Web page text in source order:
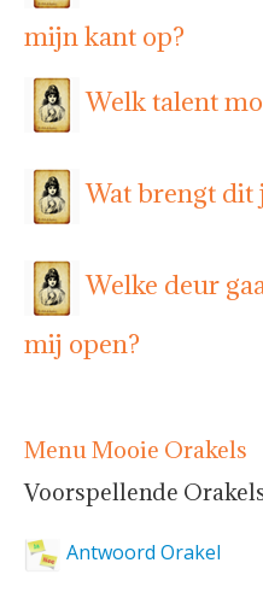
mijn kant op?
Welk talent
Wat brengt dit
Welke deur
mij open?
Menu Mooie Orakels
Voorspellende
Antwoord Orakel